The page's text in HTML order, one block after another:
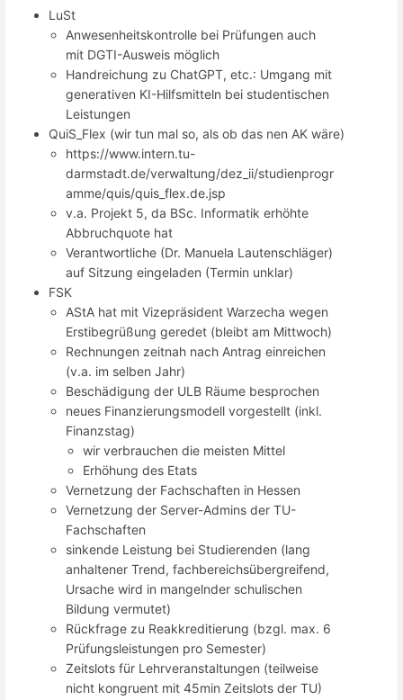
LuSt
Anwesenheitskontrolle bei Prüfungen auch
mit DGTI-Ausweis möglich
Handreichung zu ChatGPT, etc.: Umgang mit
generativen KI-Hilfsmitteln bei studentischen
Leistungen
QuiS_Flex (wir tun mal so, als ob das nen AK wäre)
https://www.intern.tu-
darmstadt.de/verwaltung/dez_ii/studienprogr
amme/quis/quis_flex.de.jsp
v.a. Projekt 5, da BSc. Informatik erhöhte
Abbruchquote hat
Verantwortliche (Dr. Manuela Lautenschläger)
auf Sitzung eingeladen (Termin unklar)
FSK
AStA hat mit Vizepräsident Warzecha wegen
Erstibegrüßung geredet (bleibt am Mittwoch)
Rechnungen zeitnah nach Antrag einreichen
(v.a. im selben Jahr)
Beschädigung der ULB Räume besprochen
neues Finanzierungsmodell vorgestellt (inkl.
Finanzstag)
wir verbrauchen die meisten Mittel
Erhöhung des Etats
Vernetzung der Fachschaften in Hessen
Vernetzung der Server-Admins der TU-
Fachschaften
sinkende Leistung bei Studierenden (lang
anhaltener Trend, fachbereichsübergreifend,
Ursache wird in mangelnder schulischen
Bildung vermutet)
Rückfrage zu Reakkreditierung (bzgl. max. 6
Prüfungsleistungen pro Semester)
Zeitslots für Lehrveranstaltungen (teilweise
nicht kongruent mit 45min Zeitslots der TU)